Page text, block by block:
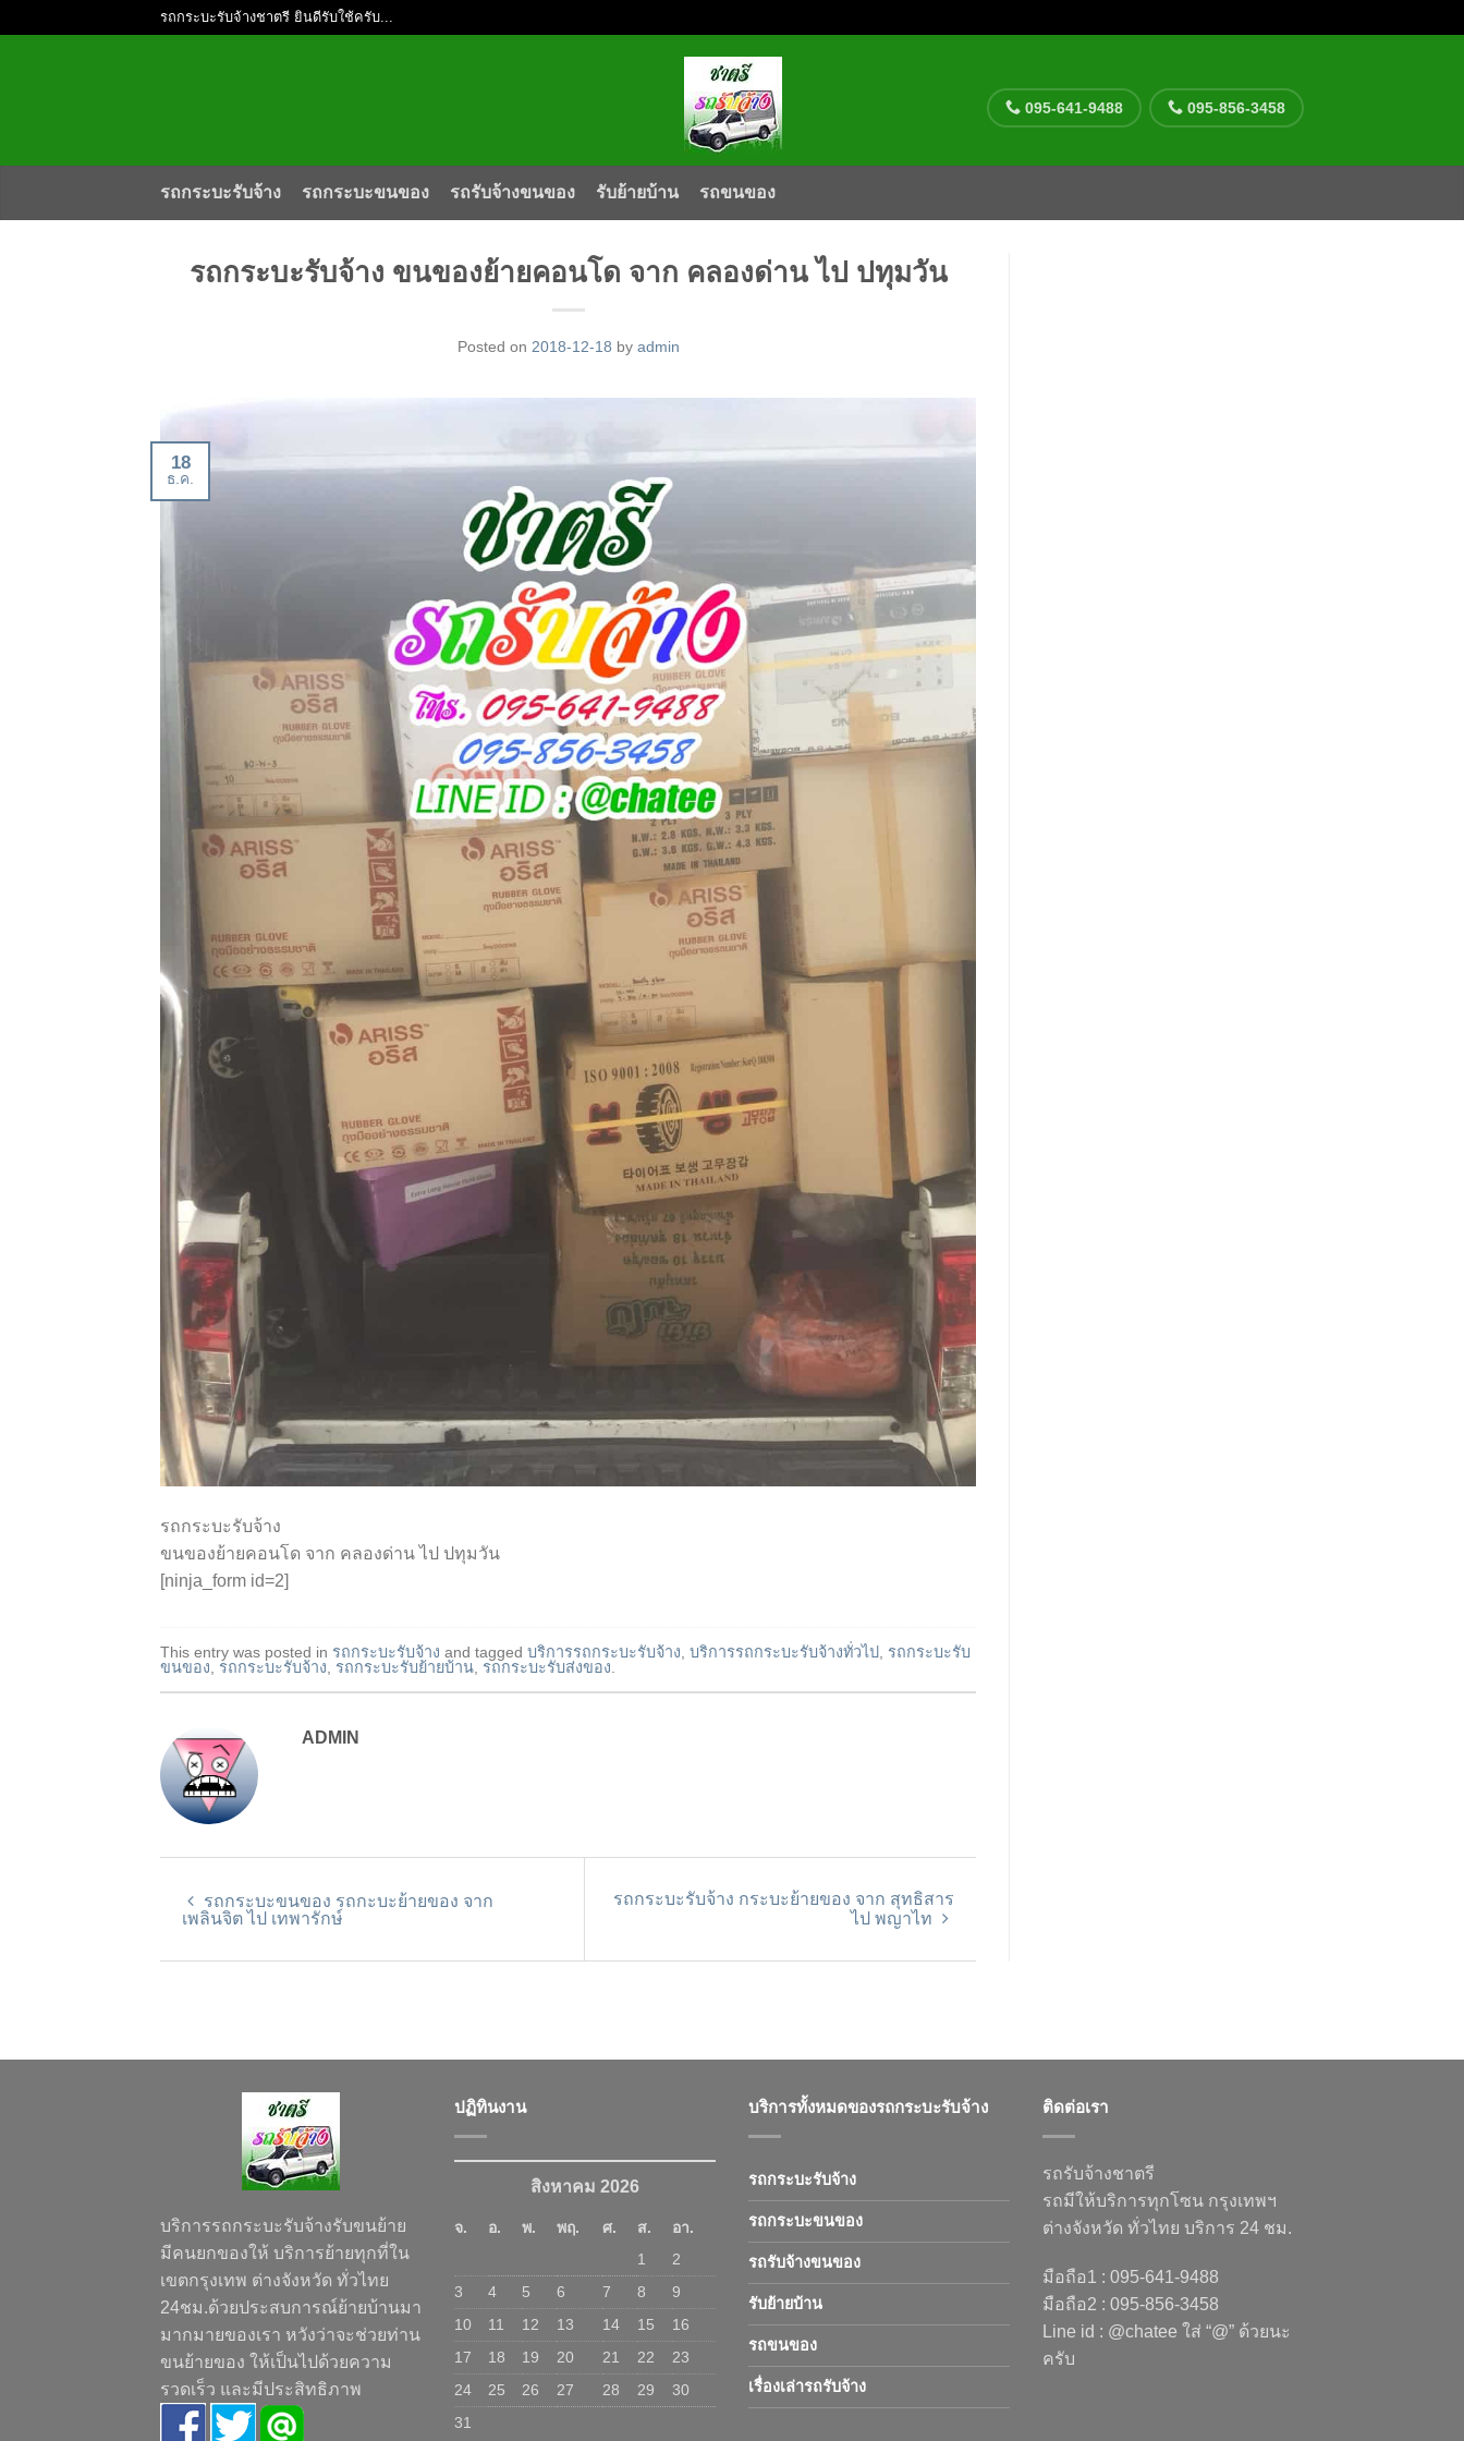
รถกระบะรับจ้างชาตรี ยินดีรับใช้ครับ...
095-641-9488 095-856-3458
รถกระบะรับจ้าง รถกระบะขนของ รถรับจ้างขนของ รับย้ายบ้าน รถขนของ
รถกระบะรับจ้าง ขนของย้ายคอนโด จาก คลองด่าน ไป ปทุมวัน
Posted on 2018-12-18 by admin
18
ธ.ค.
รถกระบะรับจ้าง
ขนของย้ายคอนโด จาก คลองด่าน ไป ปทุมวัน
[ninja_form id=2]
This entry was posted in รถกระบะรับจ้าง and tagged บริการรถกระบะรับจ้าง บริการรถกระบะรับจ้างทั่วไป
รถกระบะรับ
ขนของ
รถกระบะรับจ้าง รถกระบะรับย้ายบ้าน รถกระบะรับส่งของ
ADMIN
รถกระบะขนของ รถกะบะย้ายของ จาก
เพลินจิต ไป เทพารักษ์
รถกระบะรับจ้าง กระบะย้ายของ จาก สุทธิสาร
ไป พญาไท
บริการรถกระบะรับจ้างรับขนย้าย
มีคนยกของให้ บริการย้ายทุกที่ใน
เขตกรุงเทพ ต่างจังหวัด ทั่วไทย
24ชม.ด้วยประสบการณ์ย้ายบ้านมา
มากมายของเรา หวังว่าจะช่วยท่าน
ขนย้ายของ ให้เป็นไปด้วยความ
รวดเร็ว และมีประสิทธิภาพ
ปฏิทินงาน
สิงหาคม 2026
จ. อ. พ. พฤ. ศ. ส.
อา.
1
2
3
4 5 6 7 8
9
10
11 12 13 14 15
16
17
18 19 20 21 22
23
24
25 26 27 28 29
30
31
บริการทั้งหมดของรถกระบะรับจ้าง
รถกระบะรับจ้าง
รถกระบะขนของ
รถรับจ้างขนของ
รับย้ายบ้าน
รถขนของ
เรื่องเล่ารถรับจ้าง
ติดต่อเรา
รถรับจ้างชาตรี
รถมีให้บริการทุกโซน กรุงเทพฯ
ต่างจังหวัด ทั่วไทย บริการ 24 ชม.
มือถือ1 : 095-641-9488
มือถือ2 : 095-856-3458
Line id : @chatee ใส่ “@” ด้วยนะ
ครับ